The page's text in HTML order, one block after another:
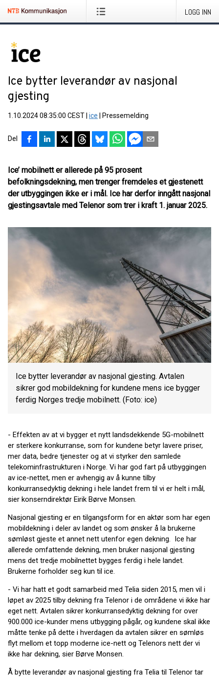
LOGG INN
Ice bytter leverandør av nasjonal
gjesting
1.10.2024 08:35:00 CEST ice Pressemelding
Del
Ice’ mobilnett er allerede på 95 prosent
befolkningsdekning, men trenger fremdeles et gjestenett
der utbyggingen ikke er i mål. Ice har derfor inngått nasjonal
gjestingsavtale med Telenor som trer i kraft 1. januar 2025.
Ice bytter leverandør av nasjonal gjesting. Avtalen
sikrer god mobildekning for kundene mens ice bygger
ferdig Norges tredje mobilnett. (Foto: ice)
- Effekten av at vi bygger et nytt landsdekkende 5G-mobilnett
er sterkere konkurranse, som for kundene betyr lavere priser,
mer data, bedre tjenester og at vi styrker den samlede
telekominfrastrukturen i Norge. Vi har god fart på utbyggingen
av ice-nettet, men er avhengig av å kunne tilby
konkurransedyktig dekning i hele landet frem til vi er helt i mål,
sier konserndirektør Eirik Børve Monsen.
Nasjonal gjesting er en tilgangsform for en aktør som har egen
mobildekning i deler av landet og som ønsker å la brukerne
sømløst gjeste et annet nett utenfor egen dekning. Ice har
allerede omfattende dekning, men bruker nasjonal gjesting
mens det tredje mobilnettet bygges ferdig i hele landet.
Brukerne forholder seg kun til ice.
- Vi har hatt et godt samarbeid med Telia siden 2015, men vil i
løpet av 2025 tilby dekning fra Telenor i de områdene vi ikke har
eget nett. Avtalen sikrer konkurransedyktig dekning for over
900.000 ice-kunder mens utbygging pågår, og kundene skal ikke
måtte tenke på dette i hverdagen da avtalen sikrer en sømløs
flyt mellom et topp moderne ice-nett og Telenors nett der vi
ikke har dekning, sier Børve Monsen.
Å bytte leverandør av nasjonal gjesting fra Telia til Telenor tar